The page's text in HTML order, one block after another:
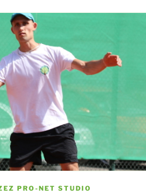
PRO-NET STUDIO